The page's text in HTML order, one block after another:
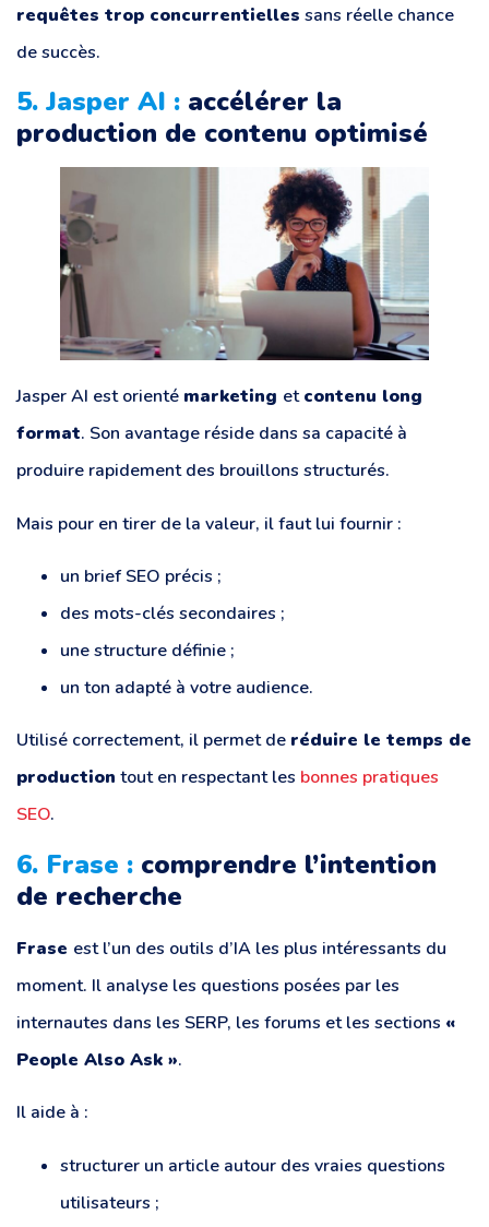
requêtes trop concurrentielles sans réelle chance
de succès.
5. Jasper AI : accélérer la
production de contenu optimisé
Jasper AI est orienté marketing etcontenu long
format. Son avantage réside dans sa capacité à
produire rapidement des brouillons structurés.
Mais pour en tirer de la valeur, il faut lui fournir :
un brief SEO précis ;
des mots-clés secondaires ;
une structure définie ;
un ton adapté à votre audience.
Utilisé correctement, il permet de réduire le temps de
production tout en respectant les bonnes pratiques
SEO.
6. Frase : comprendre l’intention
de recherche
Frase est l’un des outils d’IA les plus intéressants du
moment. Il analyse les questions posées par les
internautes dans les SERP, les forums et les sections «
People Also Ask ».
Il aide à :
structurer un article autour des vraies questions
utilisateurs ;